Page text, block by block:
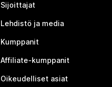
Sijoittajat
Lehdistö ja media
Kumppanit
Affiliate-kumppanit
Oikeudelliset asiat